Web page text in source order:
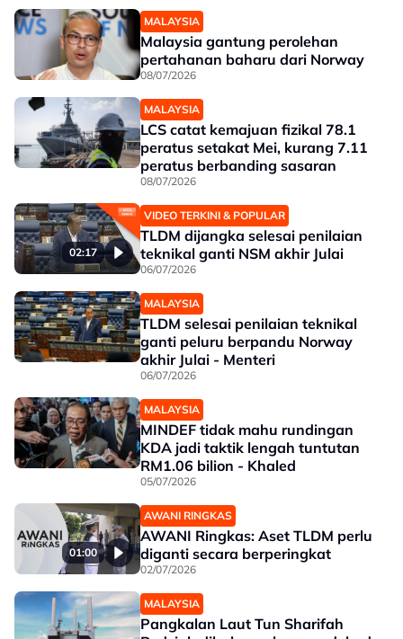
MALAYSIA
Malaysia gantung perolehan
pertahanan baharu dari Norway
08/07/2026
MALAYSIA
LCS catat kemajuan fizikal 78.1
peratus setakat Mei, kurang 7.11
peratus berbanding sasaran
08/07/2026
02:17
VIDEO TERKINI & POPULAR
TLDM dijangka selesai penilaian
teknikal ganti NSM akhir Julai
06/07/2026
MALAYSIA
TLDM selesai penilaian teknikal
ganti peluru berpandu Norway
akhir Julai - Menteri
06/07/2026
MALAYSIA
MINDEF tidak mahu rundingan
KDA jadi taktik lengah tuntutan
RM1.06 bilion - Khaled
05/07/2026
01:00
AWANI RINGKAS
AWANI Ringkas: Aset TLDM perlu
diganti secara berperingkat
02/07/2026
MALAYSIA
Pangkalan Laut Tun Sharifah